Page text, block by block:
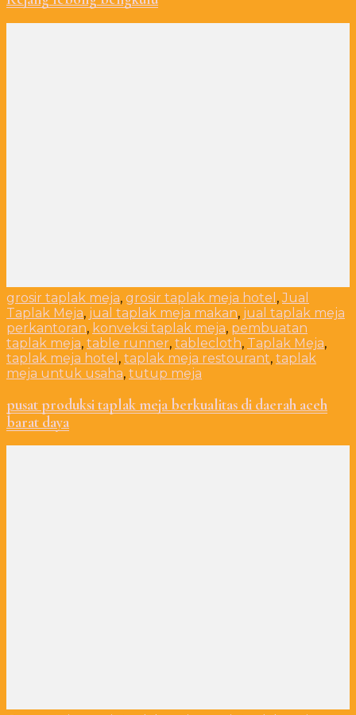
grosir taplak meja, grosir taplak meja hotel ,Jual
Taplak Meja, jual taplak meja makan, jual taplak meja
perkantoran, konveksi taplak meja, pembuatan
taplak meja, table runner, tablecloth, Taplak Meja,
taplak meja hotel , taplak meja restourant, taplak
meja untuk usaha, tutup meja
pusat produksi taplak meja berkualitas di daerah aceh
barat daya